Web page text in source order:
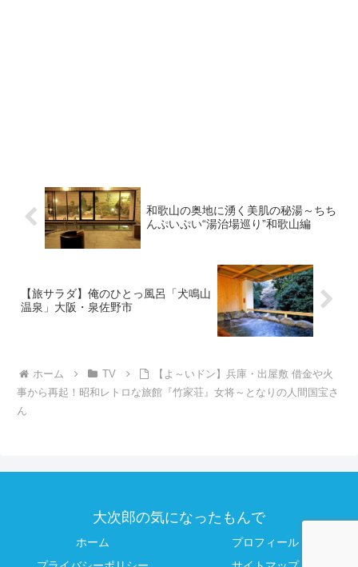
和歌山の奥地に湧く美肌の秘湯～ちち
んぷいぷい“湯治場巡り”和歌山編
【旅サラダ】俺のひとっ風呂「犬鳴山
温泉」大阪・泉佐野市
ホーム TV
【よ～いドン】兵庫・出屋敷 借金や火
事から再起！昭和レトロな旅館『竹家荘』女将～となりの人間国宝さ
ん
大次郎の気になったもんで
ホーム
プロフィール